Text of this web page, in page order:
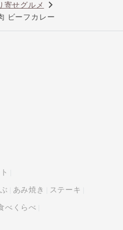
寄せグルメ
ビーフカレー
あみ焼き ステーキ
べくらべ